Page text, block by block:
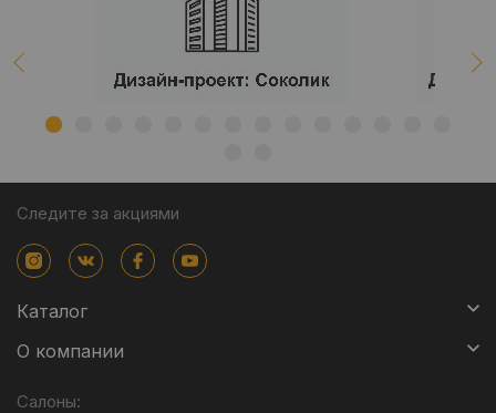
Следите за акциями
Каталог
О компании
Салоны: